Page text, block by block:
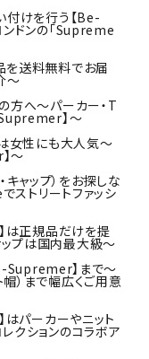
付けを行う【Be-
ドンの「Supreme
送料無料でお届
～
方へ～パーカー・T
Supremer】～
女性にも大人気～
～
ャップ）をお探しな
トリートファッシ
正規品だけを提
ップは国内最大級～
Supremer】まで～
帽）まで幅広くご用意
パーカーやニット
クションのコラボア